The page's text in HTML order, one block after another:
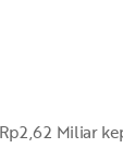
Miliar